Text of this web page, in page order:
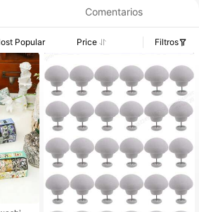
Comentarios
Popular Price Filtros